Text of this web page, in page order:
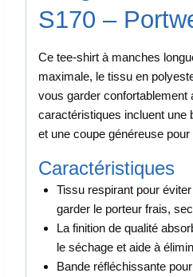
S170 –
Ce tee-shirt à manches
maximale, le tissu en
vous garder confortablement
caractéristiques incluent une
et une coupe généreuse
Caractéristiques
Tissu respirant pour
garder le porteur frais,
La finition de qualité
le séchage et aide à
Bande réfléchissante